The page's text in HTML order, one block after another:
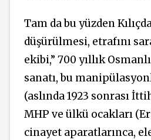
Tam da bu yüzden
düşürülmesi, etrafını
ekibi,” 700 yıllık
sanatı, bu
(aslında 1923 sonrası
MHP ve ülkü ocakları
cinayet aparatlarınca,